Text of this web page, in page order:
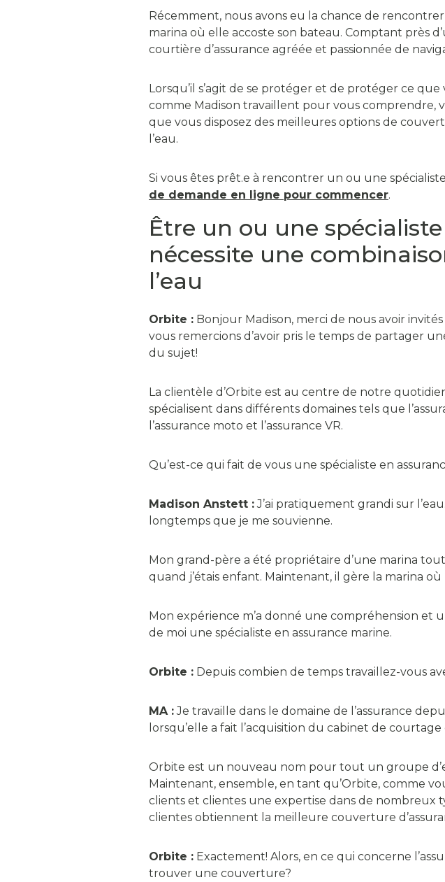
Récemment, nous avons eu la chance de
marina où elle accoste son bateau. Comptant près
courtière d’assurance agréée et passionnée de
Lorsqu’il s’agit de se protéger et de protéger ce que
comme Madison travaillent pour vous comprendre,
que vous disposez des meilleures options de
l’eau.
Si vous êtes prêt.e à rencontrer un ou une
de demande en ligne pour commencer.
Être un ou une
nécessite une
l’eau
Orbite : Bonjour Madison, merci de nous avoir
vous remercions d’avoir pris le temps de partager
du sujet!
La clientèle d’Orbite est au centre de notre
spécialisent dans différents domaines tels que
l’assurance moto et l’assurance VR.
Qu’est-ce qui fait de vous une spécialiste en
Madison Anstett :J’ai pratiquement grandi sur
longtemps que je me souvienne.
Mon grand-père a été propriétaire d’une marina
quand j’étais enfant. Maintenant, il gère la marina
Mon expérience m’a donné une compréhension et
de moi une spécialiste en assurance marine.
Orbite : Depuis combien de temps travaillez-vous
MA :Je travaille dans le domaine de l’assurance
lorsqu’elle a fait l’acquisition du cabinet de
Orbite est un nouveau nom pour tout un groupe
Maintenant, ensemble, en tant qu’Orbite, comme
clients et clientes une expertise dans de nombreux
clientes obtiennent la meilleure couverture
Orbite : Exactement! Alors, en ce qui concerne
trouver une couverture?